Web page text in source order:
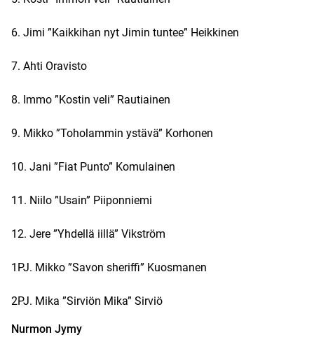
6. Jimi ”Kaikkihan nyt Jimin tuntee” Heikkinen
7. Ahti Oravisto
8. Immo ”Kostin veli” Rautiainen
9. Mikko ”Toholammin ystävä” Korhonen
10. Jani ”Fiat Punto” Komulainen
11. Niilo ”Usain” Piiponniemi
12. Jere ”Yhdellä iillä” Vikström
1PJ. Mikko ”Savon sheriffi” Kuosmanen
2PJ. Mika ”Sirviön Mika” Sirviö
Nurmon Jymy